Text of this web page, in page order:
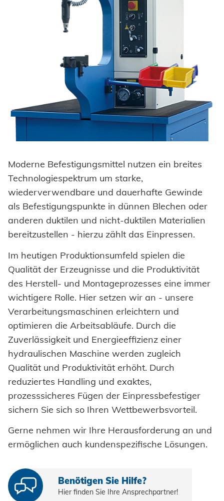
Einpresselemente
Stanzelemente
Coils
Achsenklemmen
Bolzen
Hülsen
Automation
Prozessüberwachung
Verarbeitung Einpresselemente
SYSTEME
Hochfest - Das System
PCF-System
HONSEL
HONSEL WELTWEIT
zur Übersicht
Honsel Umformtechnik
Honsel Distribution
Honsel France
Honsel Partner
HONSEL-GRUPPE
zur Übersicht
Historie
Menschen + Werte
Nachhaltigkeit
Honsel Projekte
HONSEL THEMEN
zur Übersicht
Werkzeugwelt
Fachhandel
Industrie
Automotive
KOMPETENZ
FERTIGUNG
zur Übersicht
Werkzeugbau
Kaltumformung
Weiterbearbeitung
Qualitätssicherung
SUPPLY CHAIN
Lieferbereitschaft
KNOW-HOW
Innovation
Zertifikate
Zulassungen
BRANCHENLÖSUNGEN
Karosserie
Powertrain
Anlagenbau
Fahrzeugbau
Maritim
Gebrauchsgüter
Maschinenbau
Erneuerbare Energien
Klimatechnik
SERVICE
zur Übersicht
Beratung
Schulung
Tipps & Tricks
Newsletter
WERKZEUG-SERVICE
Wartung und Reparatur
Instandhaltung Anlagen
DOWNLOADS
Kataloge und Printmedien
Bildmaterial
CAD Downloads
Zertifikate und Dokumente
KARRIERE
KARRIERE @ HONSEL
Stellenangebote
Wir bilden aus
Berufe bei Honsel
KONTAKT
Ansprechpartner
Datenschutz
Moderne Befestigungsmittel nutzen ein breites
Technologiespektrum um starke,
wiederverwendbare und dauerhafte Gewinde
als Befestigungspunkte in dünnen Blechen oder
anderen duktilen und nicht-duktilen Materialien
bereitzustellen - hierzu zählt das Einpressen.
Im heutigen Produktionsumfeld spielen die
Qualität der Erzeugnisse und die Produktivität
des Herstell- und Montageprozesses eine immer
wichtigere Rolle. Hier setzen wir an - unsere
Verarbeitungsmaschinen erleichtern und
optimieren die Arbeitsabläufe. Durch die
Zuverlässigkeit und Energieeffizienz einer
hydraulischen Maschine werden zugleich
Qualität und Produktivität erhöht. Durch
reduziertes Handling und exaktes,
prozesssicheres Fügen der Einpressbefestiger
sichern Sie sich so Ihren Wettbewerbsvorteil.
Gerne nehmen wir Ihre Herausforderung an und
ermöglichen auch kundenspezifische Lösungen.
Benötigen Sie Hilfe?
Hier finden Sie Ihre Ansprechpartner!